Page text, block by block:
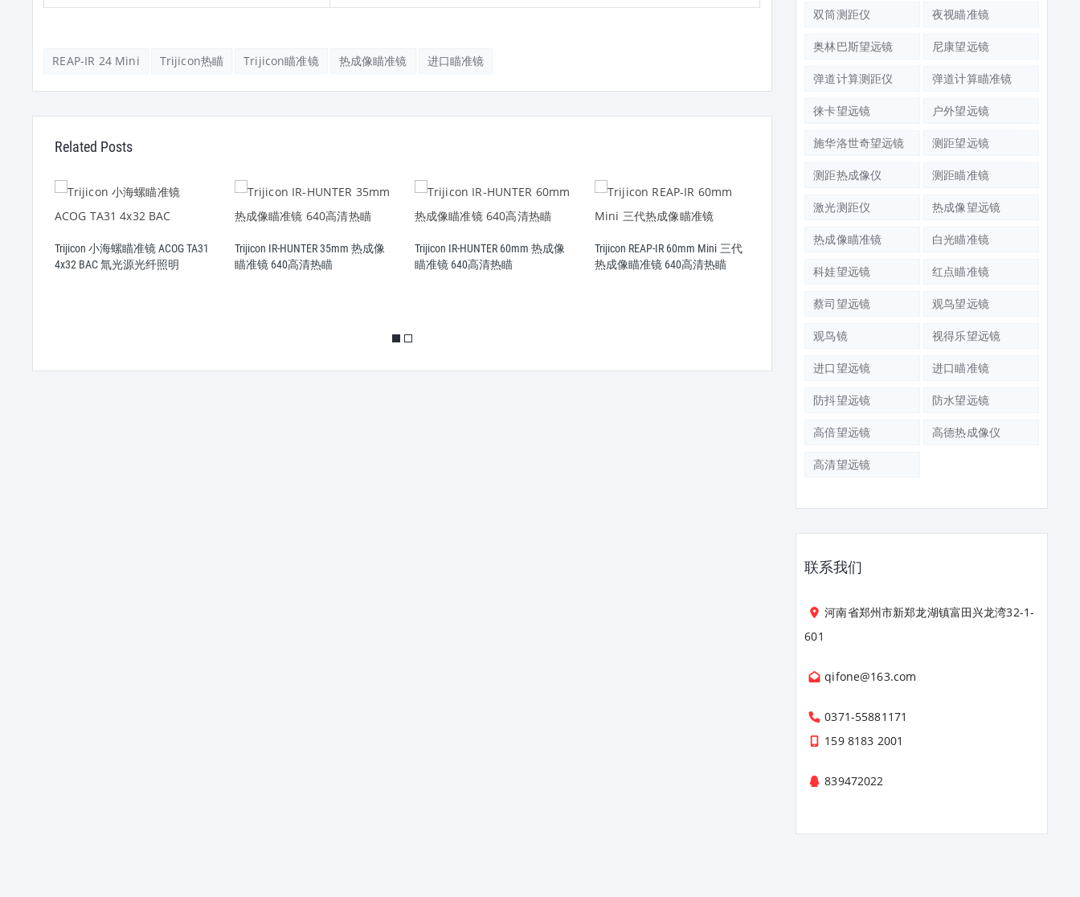
REAP-IR 24 Mini Trijicon热瞄 Trijicon瞄准镜 热成像瞄准镜 进口瞄准镜
Related Posts
Trijicon 小海螺瞄准镜 ACOG TA31
4x32 BAC 氚光源光纤照明
Trijicon IR-HUNTER 35mm 热成像
瞄准镜 640高清热瞄
Trijicon IR-HUNTER 60mm 热成像
瞄准镜 640高清热瞄
Trijicon REAP-IR 60mm Mini 三代
热成像瞄准镜 640高清热瞄
原装进口TRIJICON瞄准镜VCOG
1-8x28 前置光学瞄准器
Trijicon REAP-IR 35mm
热成像瞄准镜 640高清热
双筒测距仪 夜视瞄准镜
奥林巴斯望远镜 尼康望远镜
弹道计算测距仪 弹道计算瞄准镜
徕卡望远镜 户外望远镜
施华洛世奇望远镜 测距望远镜
测距热成像仪 测距瞄准镜
激光测距仪 热成像望远镜
热成像瞄准镜 白光瞄准镜
科娃望远镜 红点瞄准镜
蔡司望远镜 观鸟望远镜
观鸟镜 视得乐望远镜
进口望远镜 进口瞄准镜
防抖望远镜 防水望远镜
高倍望远镜 高德热成像仪
高清望远镜
联系我们
河南省郑州市新郑龙湖镇富田兴龙湾32-1-
601
qifone@163.com
0371-55881171
159 8183 2001
839472022